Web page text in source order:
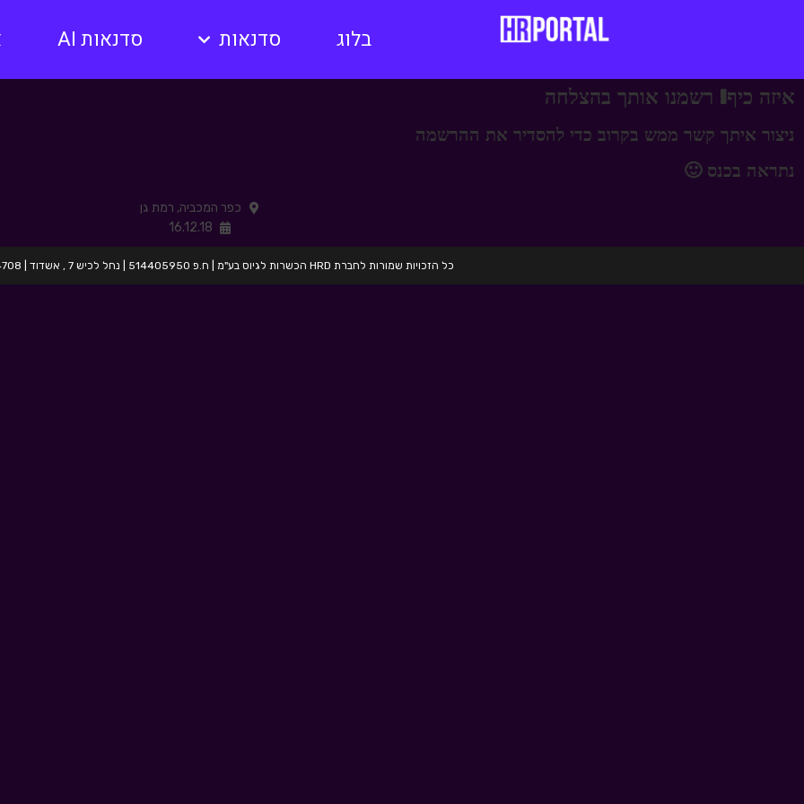
בלוג סדנאות סדנאות AI
איזה כיף! רשמנו אותך בהצלחה
ניצור איתך קשר ממש בקרוב כדי להסדיר את ההרשמה
נתראה בכנס 🙂
כפר המכביה, רמת גן
16.12.18
כל הזכויות שמורות לחברת HRD הכשרות לגיוס בע"מ | ח.פ 514405950 | נחל לכיש 7 , אשדוד | 054-2424708